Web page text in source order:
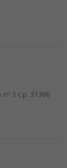
3 c.p. 31300